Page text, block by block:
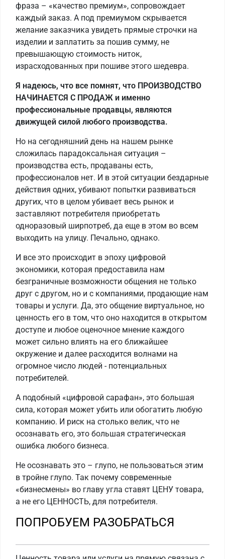
фраза – «качество премиум», сопровождает
каждый заказ. А под премиумом скрывается
желание заказчика увидеть прямые строчки на
изделии и заплатить за пошив сумму, не
превышающую стоимость ниток,
израсходованных при пошиве этого шедевра.
Я надеюсь, что все помнят, что ПРОИЗВОДСТВО
НАЧИНАЕТСЯ С ПРОДАЖ и именно
профессиональные продавцы, являются
движущей силой любого производства.
Но на сегодняшний день на нашем рынке
сложилась парадоксальная ситуация –
производства есть, продаваны есть,
профессионалов нет. И в этой ситуации бездарные
действия одних, убивают попытки развиваться
других, что в целом убивает весь рынок и
заставляют потребителя приобретать
одноразовый ширпотреб, да еще в этом во всем
выходить на улицу. Печально, однако.
И все это происходит в эпоху цифровой
экономики, которая предоставила нам
безграничные возможности общения не только
друг с другом, но и с компаниями, продающие нам
товары и услуги. Да, это общение виртуальное, но
ценность его в том, что оно находится в открытом
доступе и любое оценочное мнение каждого
может сильно влиять на его ближайшее
окружение и далее расходится волнами на
огромное число людей - потенциальных
потребителей.
А подобный «цифровой сарафан», это большая
сила, которая может убить или обогатить любую
компанию. И риск на столько велик, что не
осознавать его, это большая стратегическая
ошибка любого бизнеса.
Не осознавать это – глупо, не пользоваться этим
в тройне глупо. Так почему современные
«бизнесмены» во главу угла ставят ЦЕНУ товара,
а не его ЦЕННОСТЬ, для потребителя.
ПОПРОБУЕМ РАЗОБРАТЬСЯ